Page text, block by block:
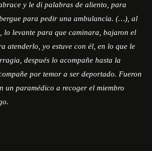
y le di palabras de aliento, para
para pedir una ambulancia. (…), al
lo levante para que caminara, bajaron el
atenderlo, yo estuve con él, en lo que le
después lo acompañe hasta la
por temor a ser deportado. Fueron
un paramédico a recoger el miembro